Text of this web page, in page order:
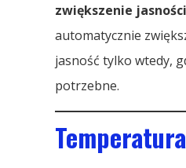
zwiększenie jasności
automatycznie
jasność tylko wtedy,
potrzebne.